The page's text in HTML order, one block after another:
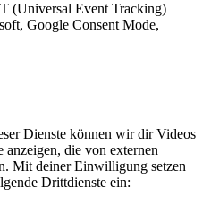
(Universal Event Tracking)
Google Consent Mode,
Dienste können wir dir Videos
anzeigen, die von externen
Mit deiner Einwilligung setzen
Drittdienste ein: